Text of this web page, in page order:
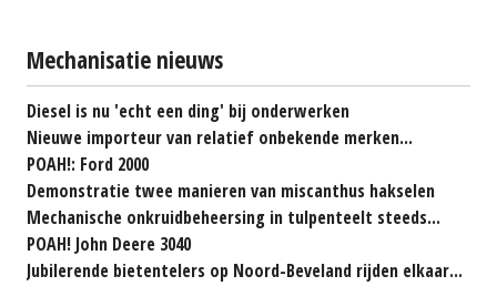
Mechanisatie nieuws
Diesel is nu 'echt een ding' bij onderwerken
Nieuwe importeur van relatief onbekende merken...
POAH!: Ford 2000
Demonstratie twee manieren van miscanthus hakselen
Mechanische onkruidbeheersing in tulpenteelt steeds...
POAH! John Deere 3040
Jubilerende bietentelers op Noord-Beveland rijden elkaar...